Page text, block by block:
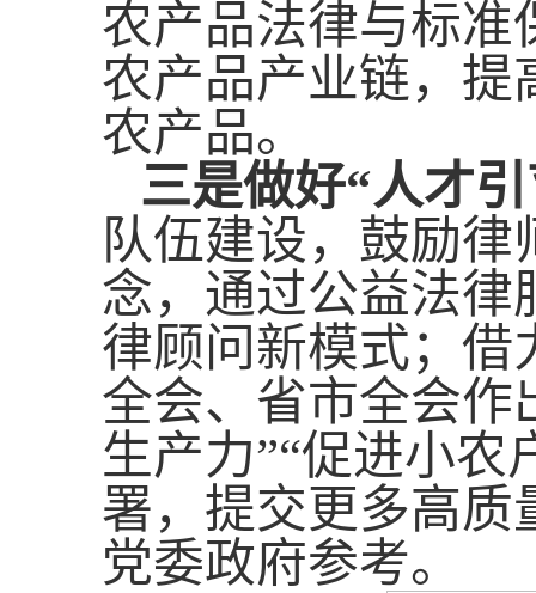
农产品法律与标准
农产品产业链，提
农产品。
三是做好“人才
队伍建设，鼓励
念，通过公益法律
律顾问新模式；借
全会、省市全会作
生产力”“促进小农
署，提交更多高质
党委政府参考。